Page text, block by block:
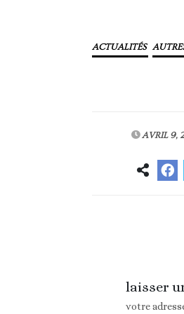
ACTUALITÉS
AVRIL 9,
laisser
votre